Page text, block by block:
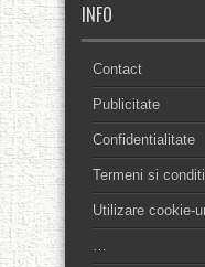
INFO
Contact
Publicitate
Confidentialitate
Termeni si
Utilizare cookie-
…